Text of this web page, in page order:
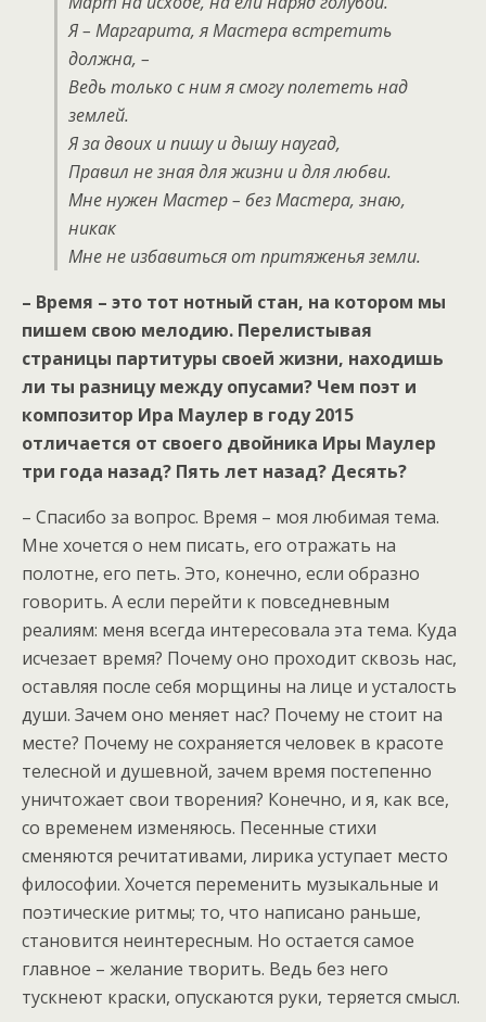
Я – Маргарита, я Мастера встретить
должна, –
Ведь только с ним я смогу полететь над
землей.
Я за двоих и пишу и дышу наугад,
Правил не зная для жизни и для любви.
Мне нужен Мастер – без Мастера, знаю,
никак
Мне не избавиться от притяженья земли.
– Время – это тот нотный стан, на котором мы
пишем свою мелодию. Перелистывая
страницы партитуры своей жизни, находишь
ли ты разницу между опусами? Чем поэт и
композитор Ира Маулер в году 2015
отличается от своего двойника Иры Маулер
три года назад? Пять лет назад? Десять?
– Спасибо за вопрос. Время – моя любимая тема.
Мне хочется о нем писать, его отражать на
полотне, его петь. Это, конечно, если образно
говорить. А если перейти к повседневным
реалиям: меня всегда интересовала эта тема. Куда
исчезает время? Почему оно проходит сквозь нас,
оставляя после себя морщины на лице и усталость
души. Зачем оно меняет нас? Почему не стоит на
месте? Почему не сохраняется человек в красоте
телесной и душевной, зачем время постепенно
уничтожает свои творения? Конечно, и я, как все,
со временем изменяюсь. Песенные стихи
сменяются речитативами, лирика уступает место
философии. Хочется переменить музыкальные и
поэтические ритмы; то, что написано раньше,
становится неинтересным. Но остается самое
главное – желание творить. Ведь без него
тускнеют краски, опускаются руки, теряется смысл.